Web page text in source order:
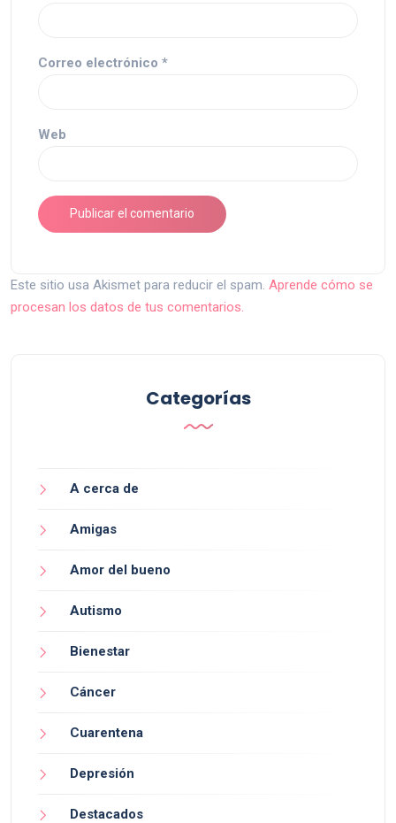
Correo electrónico *
Web
Este sitio usa Akismet para reducir el spam. Aprende cómo se
procesan los datos de tus comentarios.
Categorías
A cerca de
Amigas
Amor del bueno
Autismo
Bienestar
Cáncer
Cuarentena
Depresión
Destacados